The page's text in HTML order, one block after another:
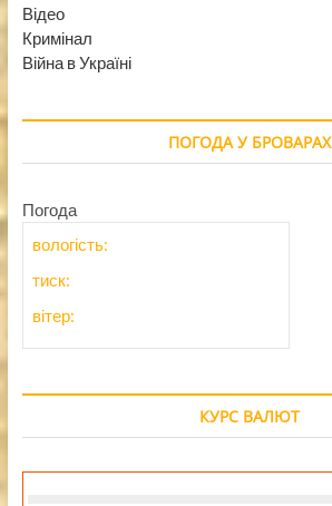
Відео
Кримінал
Війна в Україні
ПОГОДА У БРОВАРАХ
Погода
вологість:
тиск:
вітер:
КУРС ВАЛЮТ